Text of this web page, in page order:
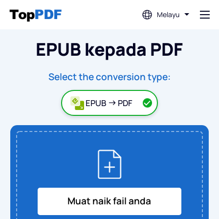
Melayu
Edit PDF
Terjemah PDF
Gabungkan PDF
Pisahkan PDF
Mampatkan PDF
Tukar Daripada PDF
EPUB kepada PDF
Select the conversion type:
EPUB PDF
Muat naik fail anda